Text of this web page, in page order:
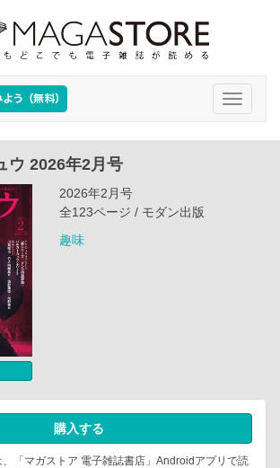
Toggle
ウ 2026年2月号
2026年2月号
全123ページ / モダン出版
趣味
購入する
「マガストア 電子雑誌書店」Androidアプリで読